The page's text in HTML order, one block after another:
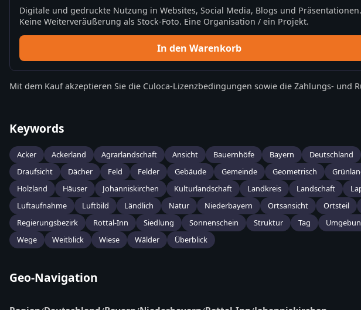
Digitale und gedruckte Nutzung in Websites, Social Media, Blogs und Präsentationen.
Keine Weiterveräußerung als Stock-Foto. Eine Organisation / ein Projekt.
In den Warenkorb
Mit dem Kauf akzeptieren Sie die Culoca-Lizenzbedingungen sowie die Zahlungs- und
Keywords
Acker Ackerland Agrarlandschaft Ansicht Bauernhöfe Bayern Deutschland
Draufsicht
Dächer Feld Felder Gebäude Gemeinde Geometrisch
Holzland
Häuser Johanniskirchen Kulturlandschaft Landkreis Landschaft
Luftaufnahme
Luftbild Ländlich Natur Niederbayern Ortsansicht Ortsteil
Regierungsbezirk
Rottal-Inn Siedlung Sonnenschein Struktur Tag
Wege
Weitblick Wiese Wälder Überblick
Geo-Navigation